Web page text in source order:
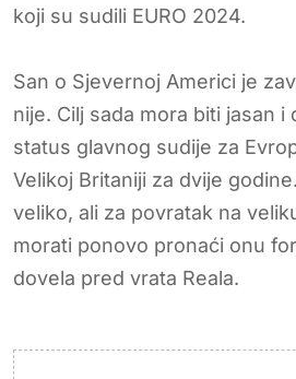
koji su sudili EURO 2024.
San o Sjevernoj Americi je
nije. Cilj sada mora biti jasan
status glavnog sudije za
Velikoj Britaniji za dvije
veliko, ali za povratak na
morati ponovo pronaći onu
dovela pred vrata Reala.